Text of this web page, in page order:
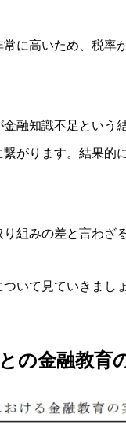
に高いため、税率
融知識不足という
がります。結果的
組みの差と言わざ
いて見ていきましょ
の金融教育